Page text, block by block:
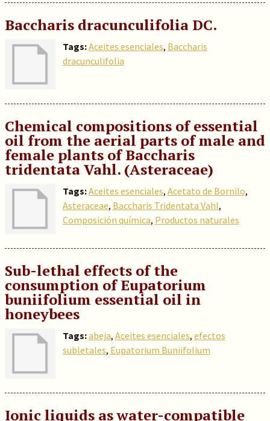
Baccharis dracunculifolia DC.
Tags:Aceites esenciales, Baccharis
dracunculifolia
Chemical compositions of essential
oil from the aerial parts of male and
female plants of Baccharis
tridentata Vahl. (Asteraceae)
Tags:Aceites esenciales, Acetato de Bornilo,
Asteraceae, Baccharis Tridentata Vahl,
Composición química, Productos naturales
Sub-lethal effects of the
consumption of Eupatorium
buniifolium essential oil in
honeybees
Tags:abeja, Aceites esenciales, efectos
subletales, Eupatorium Buniifolium
Ionic liquids as water-compatible